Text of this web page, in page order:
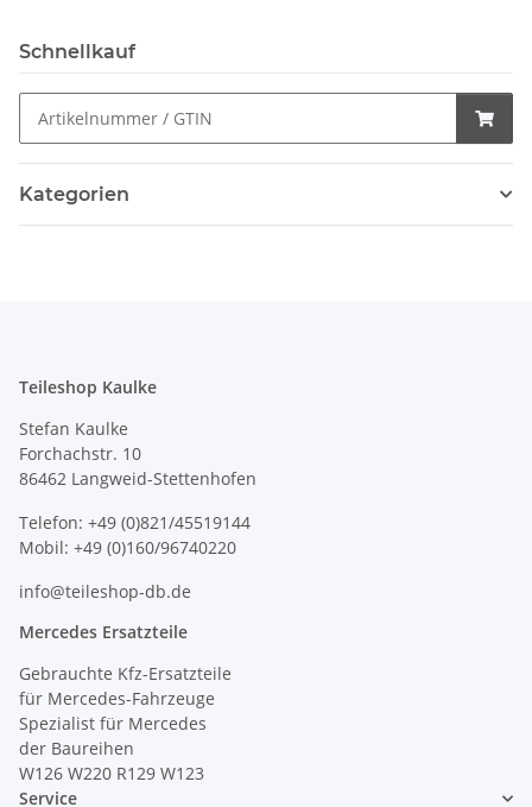
Schnellkauf
Kategorien
Teileshop Kaulke
Stefan Kaulke
Forchachstr. 10
86462 Langweid-Stettenhofen
Telefon: +49 (0)821/45519144
Mobil: +49 (0)160/96740220
info@teileshop-db.de
Mercedes Ersatzteile
Gebrauchte Kfz-Ersatzteile
für Mercedes-Fahrzeuge
Spezialist für Mercedes
der Baureihen
W126 W220 R129 W123
Service